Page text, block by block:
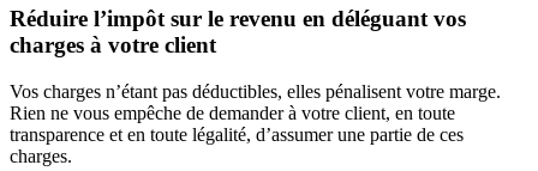
Réduire l’impôt sur le revenu en déléguant vos
charges à votre client
Vos charges n’étant pas déductibles, elles pénalisent votre marge.
Rien ne vous empêche de demander à votre client, en toute
transparence et en toute légalité, d’assumer une partie de ces
charges.